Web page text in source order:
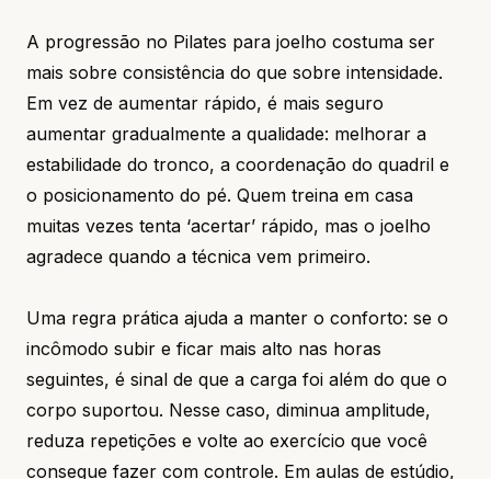
A progressão no Pilates para joelho costuma ser
mais sobre consistência do que sobre intensidade.
Em vez de aumentar rápido, é mais seguro
aumentar gradualmente a qualidade: melhorar a
estabilidade do tronco, a coordenação do quadril e
o posicionamento do pé. Quem treina em casa
muitas vezes tenta ‘acertar’ rápido, mas o joelho
agradece quando a técnica vem primeiro.
Uma regra prática ajuda a manter o conforto: se o
incômodo subir e ficar mais alto nas horas
seguintes, é sinal de que a carga foi além do que o
corpo suportou. Nesse caso, diminua amplitude,
reduza repetições e volte ao exercício que você
consegue fazer com controle. Em aulas de estúdio,